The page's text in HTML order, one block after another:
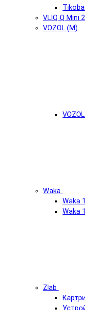
VLIQ Q Mini
VOZOL (М)
Waka
Waka
Waka
Zlab